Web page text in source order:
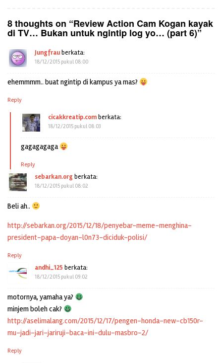
8 thoughts on “Review Action Cam Kogan kayak
di TV… Bukan untuk ngintip log yo… (part 6)”
Jungfrauberkata:
18/12/2015 pukul 08:00
ehemmmm.. buat ngintip di kampus ya mas?
Reply
cicakkreatip.comberkata:
18/12/2015 pukul 08:03
gagagagaga
Reply
sebarkan.org berkata:
18/12/2015 pukul 08:02
Beli ah..
http://sebarkan.org/2015/12/18/penyebar-meme-menghina-
president-papa-doyan-l0n73-diciduk-polisi/
Reply
andhi_125 berkata:
18/12/2015 pukul 09:02
motornya, yamaha ya?
minjem boleh cak?
http://aselimalang.com/2015/12/17/pengen-honda-new-cb150r-
mu-jadi-jari-jariruji-baca-ini-dulu-masbro-2/
Reply